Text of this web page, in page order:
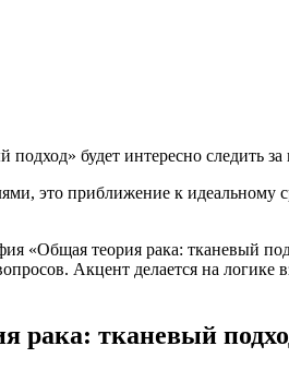
будет интересно
это приближение к идеальному
«Общая теория рака: тканевый
Акцент делается на
рака: тканевый